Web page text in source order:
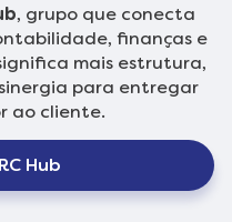
, grupo que conecta
finanças e
mais estrutura,
para entregar
ao cliente.
Hub